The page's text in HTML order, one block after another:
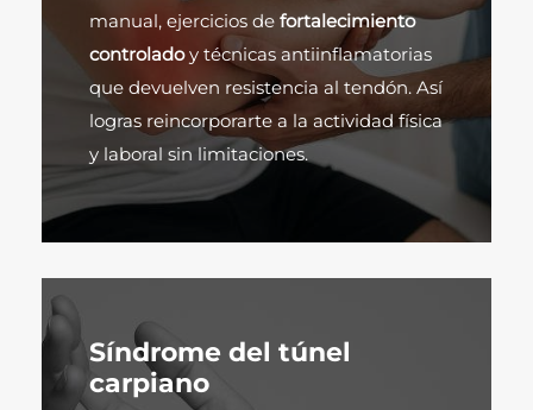
manual, ejercicios de fortalecimiento
controladoy técnicas antiinflamatorias
que devuelven resistencia al tendón. Así
logras reincorporarte a la actividad física
y laboral sin limitaciones.
Síndrome del túnel
carpiano